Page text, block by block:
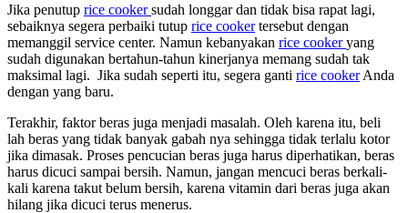
Jika penutup rice cookersudah longgar dan tidak bisa rapat lagi,
sebaiknya segera perbaiki tutup rice cookertersebut dengan
memanggil service center. Namun kebanyakan rice cookeryang
sudah digunakan bertahun-tahun kinerjanya memang sudah tak
maksimal lagi. Jika sudah seperti itu, segera ganti rice cookerAnda
dengan yang baru.
Terakhir, faktor beras juga menjadi masalah. Oleh karena itu, beli
lah beras yang tidak banyak gabah nya sehingga tidak terlalu kotor
jika dimasak. Proses pencucian beras juga harus diperhatikan, beras
harus dicuci sampai bersih. Namun, jangan mencuci beras berkali-
kali karena takut belum bersih, karena vitamin dari beras juga akan
hilang jika dicuci terus menerus.